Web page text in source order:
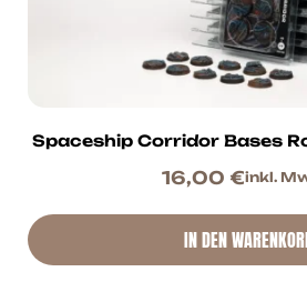
Spaceship Corridor Bases
16,00 €inkl.
IN DEN